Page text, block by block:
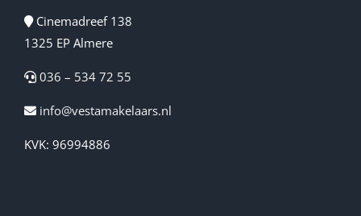
Cinemadreef 138
1325 EP Almere
036 – 534 72 55
info@vestamakelaars.nl
KVK: 96994886